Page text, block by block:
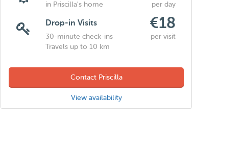
in Priscilla's home per day
Drop-in Visits €18
30-minute check-ins
per visit
Travels up to 10 km
Contact Priscilla
View availability